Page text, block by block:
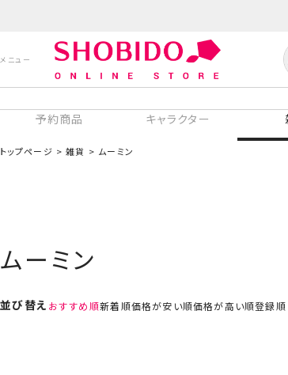
予約商品 キャラクター
トップページ 雑貨 ムーミン
ムーミン
並び替え おすすめ順新着順価格が安い順価格が高い順登録順